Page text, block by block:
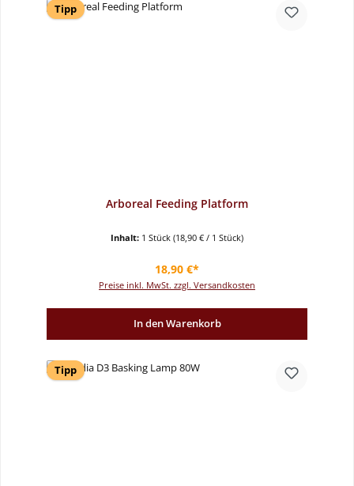
Tipp
Arboreal Feeding Platform
Inhalt: 1 Stück (18,90 € / 1 Stück)
Regulärer Preis:
18,90 €*
Preise inkl. MwSt. zzgl. Versandkosten
In den Warenkorb
Tipp